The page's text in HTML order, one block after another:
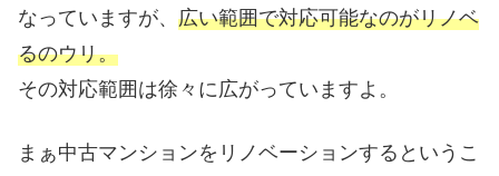
なっていますが、 広い範囲で対応可能なのがリノベ
るのウリ。
その対応範囲は徐々に広がっていますよ。
まぁ中古マンションをリノベーションするというこ